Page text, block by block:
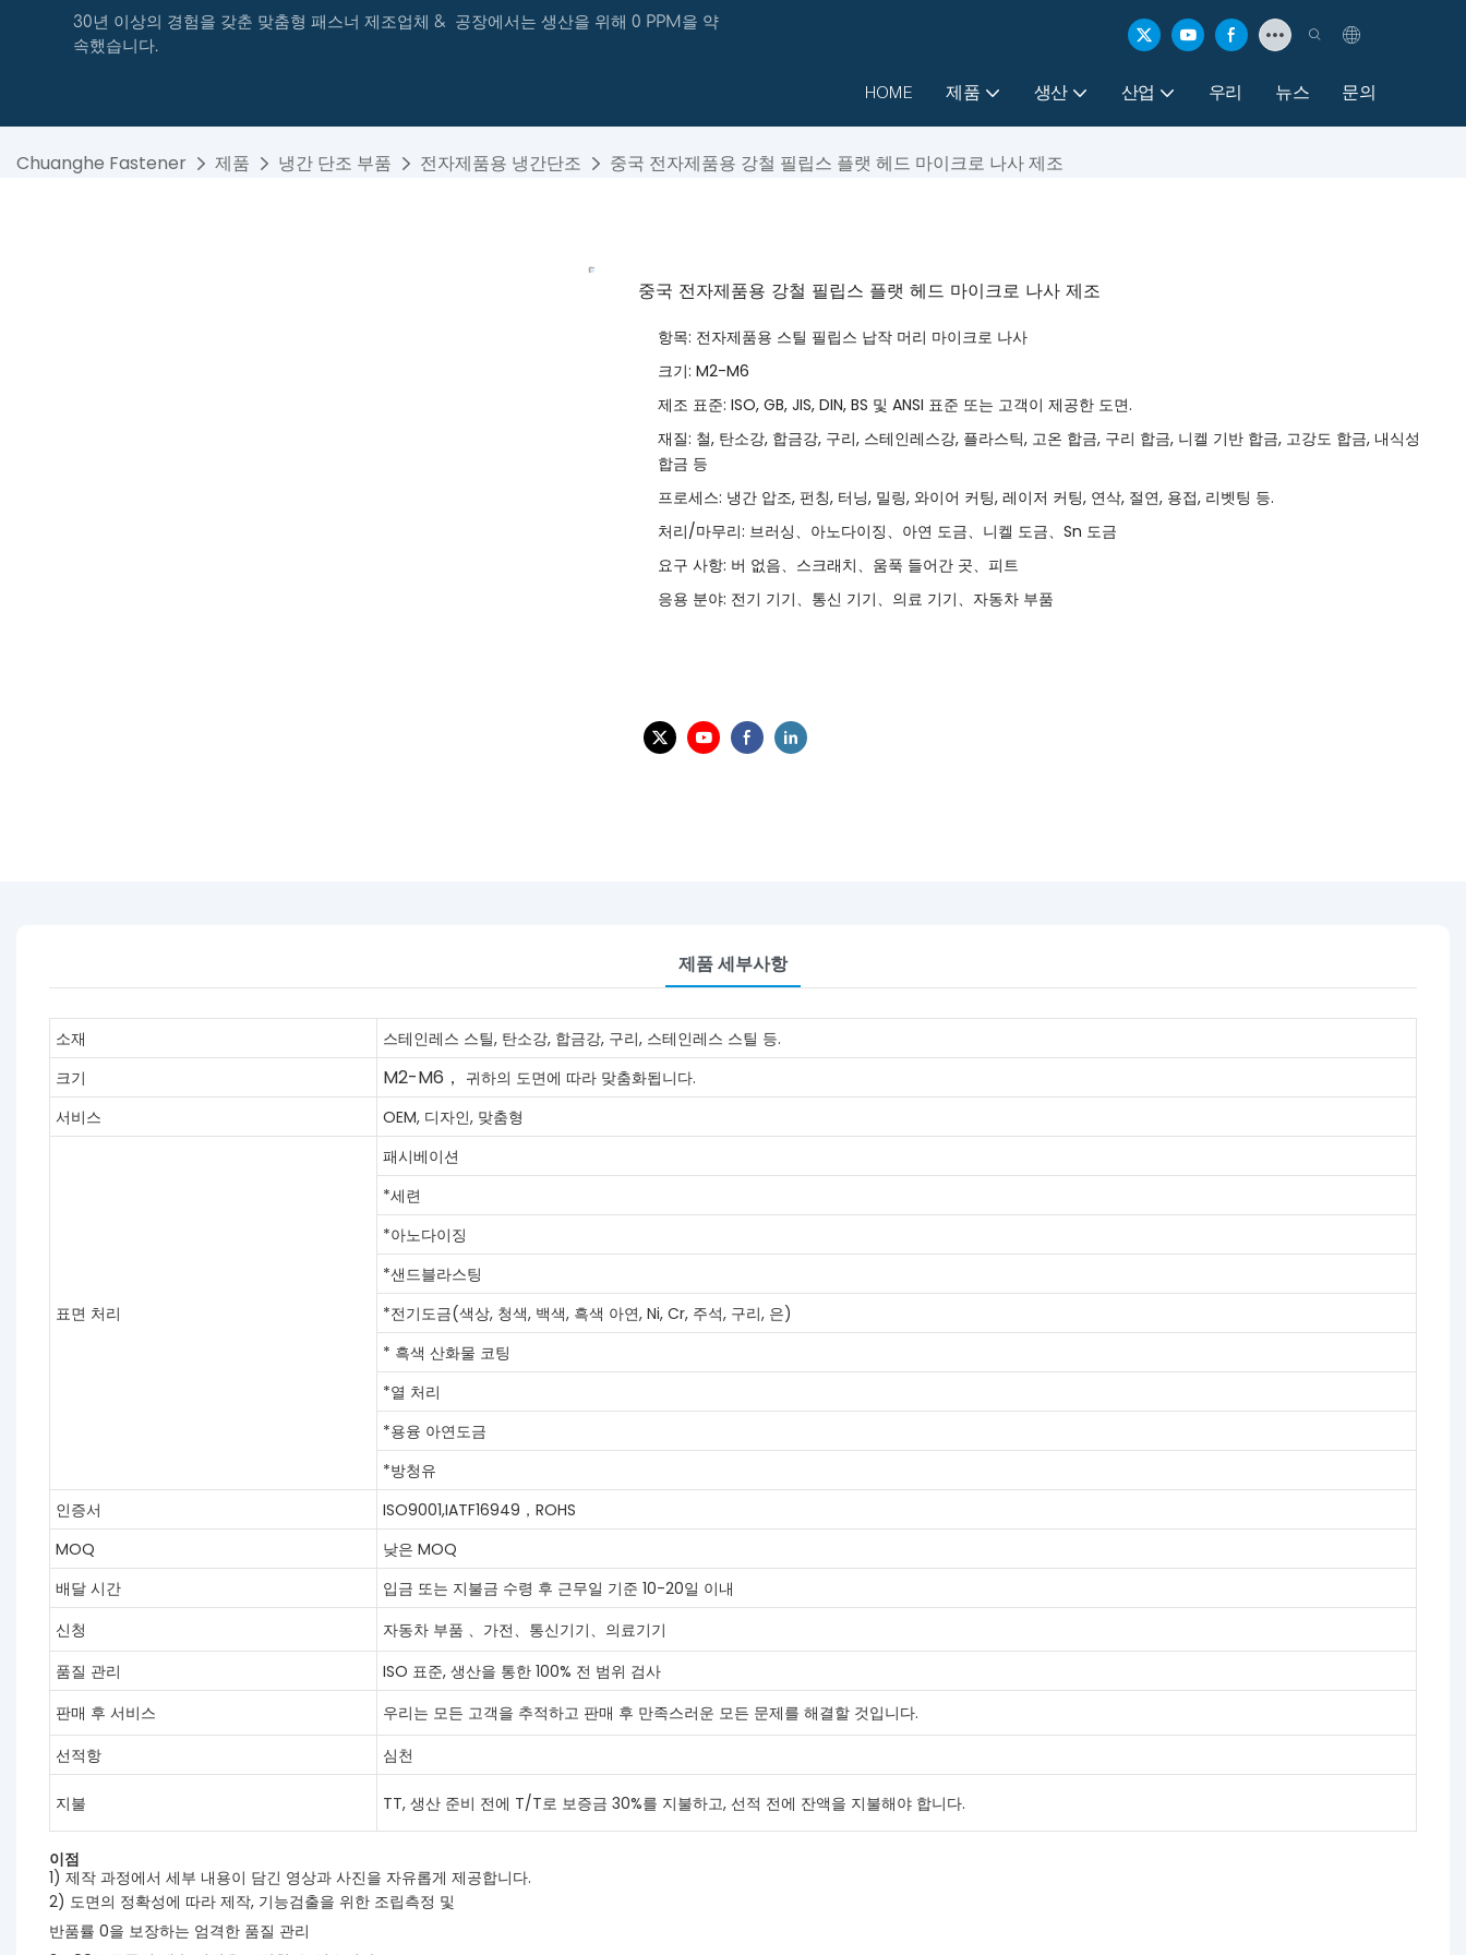
30년 이상의 경험을 갖춘 맞춤형 패스너 제조업체 & 공장에서는 생산을 위해 0 PPM을 약
속했습니다.
HOME 제품 생산 산업 우리 뉴스 문의
Chuanghe Fastener 제품 냉간 단조 부품 전자제품용 냉간단조 중국 전자제품용 강철 필립스 플랫 헤드 마이크로 나사 제조
중국 전자제품용 강철 필립스 플랫 헤드 마이크로 나사 제조
항목: 전자제품용 스틸 필립스 납작 머리 마이크로 나사
크기: M2-M6
제조 표준: ISO, GB, JIS, DIN, BS 및 ANSI 표준 또는 고객이 제공한 도면.
재질: 철, 탄소강, 합금강, 구리, 스테인레스강, 플라스틱, 고온 합금, 구리 합금, 니켈 기반 합금, 고강도 합금, 내식성
합금 등
프로세스: 냉간 압조, 펀칭, 터닝, 밀링, 와이어 커팅, 레이저 커팅, 연삭, 절연, 용접, 리벳팅 등.
처리/마무리: 브러싱、아노다이징、아연 도금、니켈 도금、Sn 도금
요구 사항: 버 없음、스크래치、움푹 들어간 곳、피트
응용 분야: 전기 기기、통신 기기、의료 기기、자동차 부품
제품 세부사항
소재
스테인레스 스틸, 탄소강, 합금강, 구리, 스테인레스 스틸 등.
크기
M2-M6， 귀하의 도면에 따라 맞춤화됩니다.
서비스
OEM, 디자인, 맞춤형
표면 처리
패시베이션
*세련
*아노다이징
*샌드블라스팅
*전기도금(색상, 청색, 백색, 흑색 아연, Ni, Cr, 주석, 구리, 은)
* 흑색 산화물 코팅
*열 처리
*용융 아연도금
*방청유
인증서
ISO9001,IATF16949，ROHS
MOQ
낮은 MOQ
배달 시간
입금 또는 지불금 수령 후 근무일 기준 10-20일 이내
신청
자동차 부품 、가전、통신기기、의료기기
품질 관리
ISO 표준, 생산을 통한 100% 전 범위 검사
판매 후 서비스
우리는 모든 고객을 추적하고 판매 후 만족스러운 모든 문제를 해결할 것입니다.
선적항
심천
지불 TT, 생산 준비 전에 T/T로 보증금 30%를 지불하고, 선적 전에 잔액을 지불해야 합니다.
이점
1) 제작 과정에서 세부 내용이 담긴 영상과 사진을 자유롭게 제공합니다.
2) 도면의 정확성에 따라 제작, 기능검출을 위한 조립측정 및
반품률 0을 보장하는 엄격한 품질 관리